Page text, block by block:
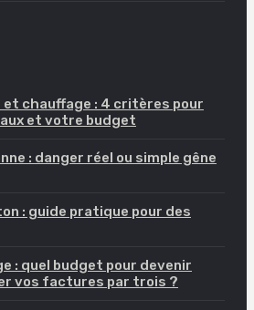
et chauffage : 4 critères pour
et votre budget
: danger réel ou simple gêne
: guide pratique pour des
: quel budget pour devenir
vos factures par trois ?